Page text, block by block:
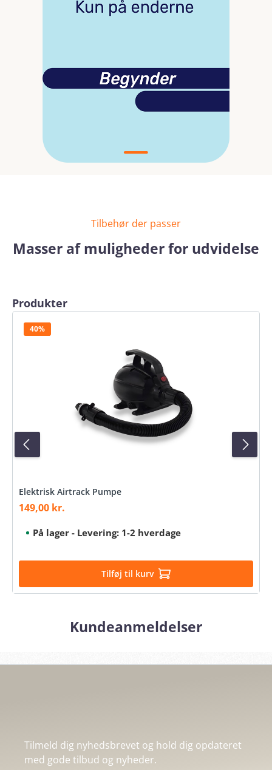
Tilbehør der passer
Masser af muligheder for udvidelse
Spring produktgalleriet over
Produkter
40%
Elektrisk Airtrack Pumpe
Salgspris:
149,00 kr.
På lager - Levering: 1-2 hverdage
Tilføj til kurv
Kundeanmeldelser
Tilmeld dig nyhedsbrevet og hold dig opdateret
med gode tilbud og nyheder.